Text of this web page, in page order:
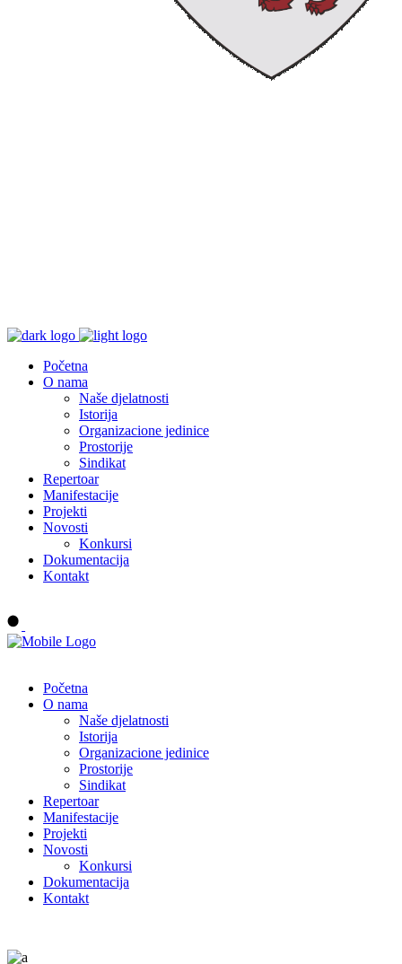
Početna
O nama
Naše djelatnosti
Istorija
Organizacione jedinice
Prostorije
Sindikat
Repertoar
Manifestacije
Projekti
Novosti
Konkursi
Dokumentacija
Kontakt
Početna
O nama
Naše djelatnosti
Istorija
Organizacione jedinice
Prostorije
Sindikat
Repertoar
Manifestacije
Projekti
Novosti
Konkursi
Dokumentacija
Kontakt